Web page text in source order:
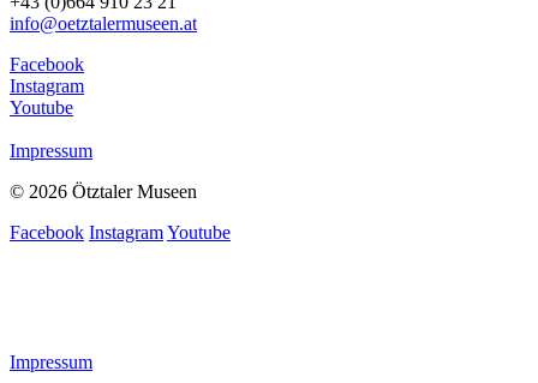
info@oetztalermuseen.at
Facebook
Instagram
Youtube
Impressum
© 2026 Ötztaler Museen
Facebook InstagramYoutube
Impressum